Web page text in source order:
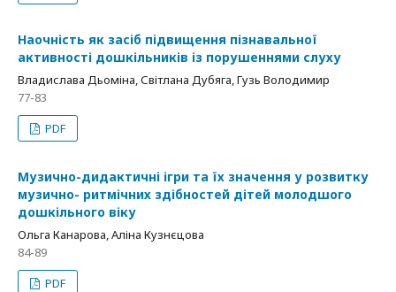
Наочність як засіб підвищення пізнавальної
активності дошкільників із порушеннями слуху
Владислава Дьоміна, Світлана Дубяга, Гузь Володимир
77-83
PDF
Музично-дидактичні ігри та їх значення у розвитку
музично- ритмічних здібностей дітей молодшого
дошкільного віку
Ольга Канарова, Аліна Кузнєцова
84-89
PDF